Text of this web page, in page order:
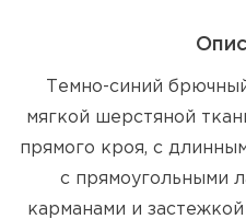
Темно-синий
мягкой шерстяной
прямого кроя, с
с прямоугольными
карманами и